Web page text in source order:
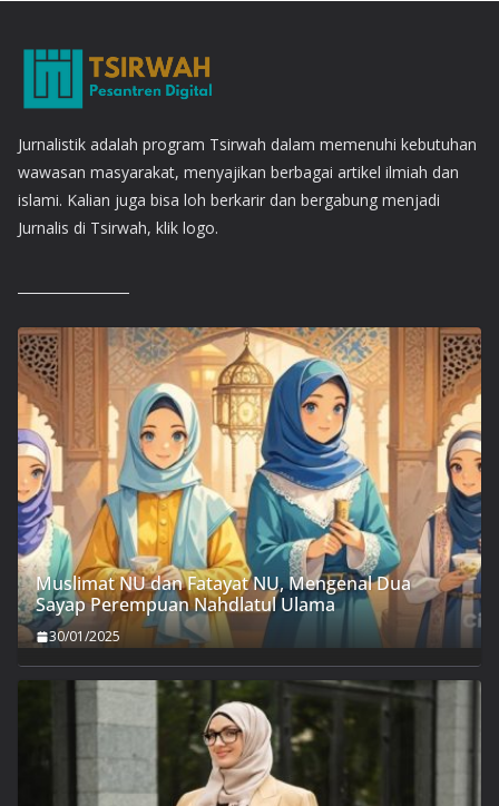
Jurnalistik adalah program Tsirwah dalam memenuhi kebutuhan
wawasan masyarakat, menyajikan berbagai artikel ilmiah dan
islami. Kalian juga bisa loh berkarir dan bergabung menjadi
Jurnalis di Tsirwah, klik logo.
Muslimat NU dan Fatayat NU, Mengenal Dua
Sayap Perempuan Nahdlatul Ulama
30/01/2025